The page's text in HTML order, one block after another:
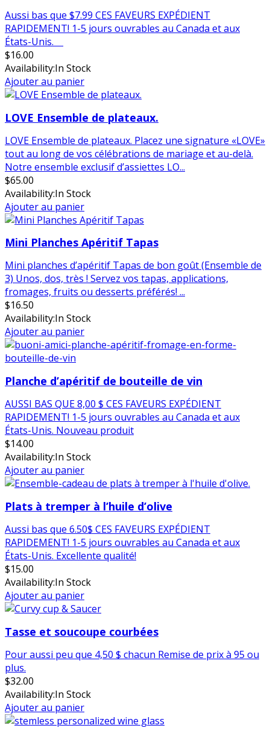
Aussi bas que $7.99 CES FAVEURS EXPÉDIENT
RAPIDEMENT! 1-5 jours ouvrables au Canada et aux
États-Unis.
$16.00
Availability:In Stock
Ajouter au panier
LOVE Ensemble de plateaux.
LOVE Ensemble de plateaux. Placez une signature «LOVE»
tout au long de vos célébrations de mariage et au-delà.
Notre ensemble exclusif d’assiettes LO...
$65.00
Availability:In Stock
Ajouter au panier
Mini Planches Apéritif Tapas
Mini planches d’apéritif Tapas de bon goût (Ensemble de
3) Unos, dos, très ! Servez vos tapas, applications,
fromages, fruits ou desserts préférés! ...
$16.50
Availability:In Stock
Ajouter au panier
Planche d’apéritif de bouteille de vin
AUSSI BAS QUE 8,00 $ CES FAVEURS EXPÉDIENT
RAPIDEMENT! 1-5 jours ouvrables au Canada et aux
États-Unis. Nouveau produit
$14.00
Availability:In Stock
Ajouter au panier
Plats à tremper à l’huile d’olive
Aussi bas que 6.50$ CES FAVEURS EXPÉDIENT
RAPIDEMENT! 1-5 jours ouvrables au Canada et aux
États-Unis. Excellente qualité!
$15.00
Availability:In Stock
Ajouter au panier
Tasse et soucoupe courbées
Pour aussi peu que 4,50 $ chacun Remise de prix à 95 ou
plus.
$32.00
Availability:In Stock
Ajouter au panier